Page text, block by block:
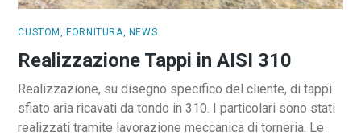
CUSTOM , FORNITURA, NEWS
Realizzazione Tappi in AISI 310
Realizzazione, su disegno specifico del cliente, di tappi
sfiato aria ricavati da tondo in 310. I particolari sono stati
realizzati tramite lavorazione meccanica di torneria. Le